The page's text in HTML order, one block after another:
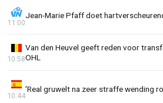
Jean-Marie Pfaff doet
11:00
Van den Heuvel geeft reden voor
OHL
10:58
'Real gruwelt na zeer straffe wending
10:44